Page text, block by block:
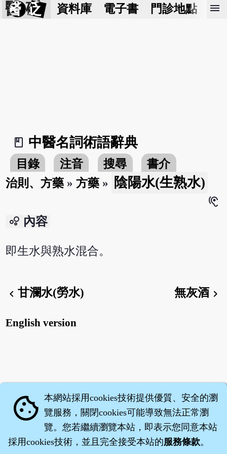
醫 砭 資料庫 電子書 門診地點 預
menu
book_2
中醫名詞術語辭典
目錄 注音 搜尋
書介
治則、方藥 »方藥 » 陰陽水(生熟水)
hearing
bubble_chart 內容
即生水與熟水混合。
chevron_left甘瀾水(勞水) 無灰酒 chevron_right
English version
cookie 本網站採用cookies技術提供優質、安全的瀏
覽服務，關閉cookies可能導致無法正常瀏
覽。您若繼續瀏覽本站，即表示您同意本站
採用cookies技術，並且完全接受本站的服務條款。